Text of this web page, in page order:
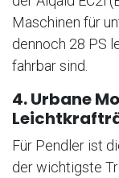
Maschinen für
dennoch 28 PS
fahrbar sind.
4. Urbane
Für Pendler ist
der wichtigste